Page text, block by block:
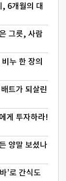
6개월의 대
그릇, 사람
누 한 장의
트가 되살린
게 투자하라!
양말 보셨나
’로 간식도